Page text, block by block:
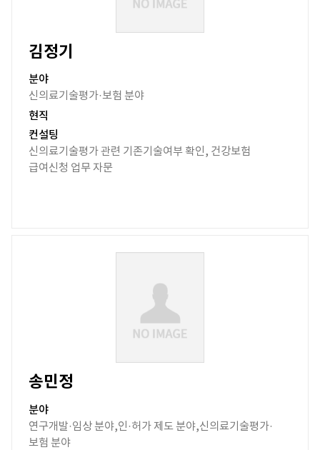
김정기
분야
신의료기술평가·보험 분야
현직
컨설팅
신의료기술평가 관련 기존기술여부 확인, 건강보험
급여신청 업무 자문
송민정
분야
연구개발·임상 분야,인·허가 제도 분야,신의료기술평가·
보험 분야